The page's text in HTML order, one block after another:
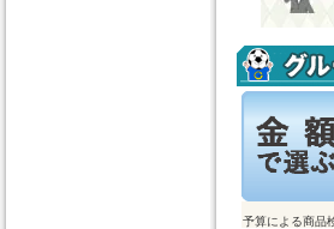
予算による商品